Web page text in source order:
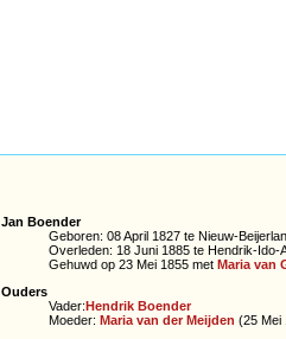
Jan Boender
Geboren: 08 April 1827 te Nieuw-
Overleden: 18 Juni 1885 te Hendrik-Ido-
Gehuwd op 23 Mei 1855 met Maria van
Ouders
Vader:Hendrik Boender
Moeder: Maria van der Meijden (25 Mei